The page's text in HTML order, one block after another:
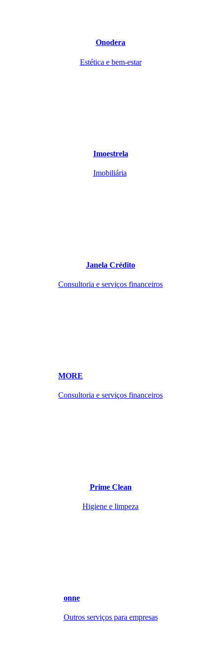
Onodera
Estética e bem-estar
Imoestrela
Imobiliária
Janela Crédito
Consultoria e serviços financeiros
MORE
Consultoria e serviços financeiros
Prime Clean
Higiene e limpeza
onne
Outros serviços para empresas